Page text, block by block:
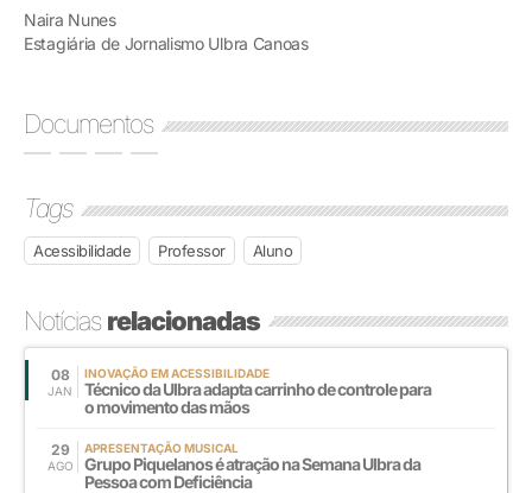
Naira Nunes
Estagiária de Jornalismo Ulbra Canoas
Documentos
Tags
Acessibilidade Professor Aluno
Notíciasrelacionadas
08
JAN
INOVAÇÃO EM ACESSIBILIDADE
Técnico da Ulbra adapta carrinho de controle para
o movimento das mãos
29
AGO
APRESENTAÇÃO MUSICAL
Grupo Piquelanos é atração na Semana Ulbra da
Pessoa com Deficiência